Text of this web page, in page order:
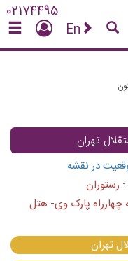
02174495
En
تهران
در نقشه
: رستوران
چهارراه پارک وی- هتل
تهران